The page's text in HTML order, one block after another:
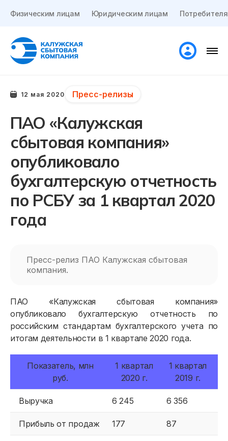
Физическим лицам Юридическим лицам
12 мая 2020 Пресс-релизы
ПАО «Калужская
сбытовая компания»
опубликовало
бухгалтерскую отчетность
по РСБУ за 1 квартал 2020
года
Пресс-релиз ПАО Калужская сбытовая
компания.
ПАО «Калужская сбытовая компания»
опубликовало бухгалтерскую отчетность по
российским стандартам бухгалтерского учета по
итогам деятельности в 1 квартале 2020 года.
Показатель, млн
руб.
1 квартал
2020 г.
1 квартал
2019 г.
Выручка 6 245 6 356
Прибыль от продаж 177 87